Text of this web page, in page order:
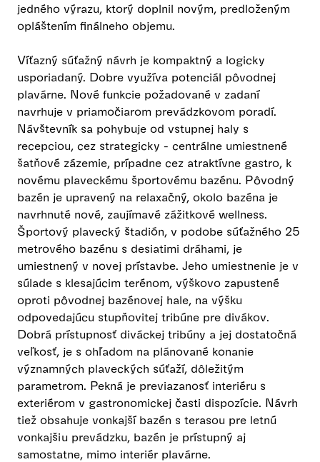
jedného výrazu, ktorý doplnil novým, predloženým
opláštením finálneho objemu.
Víťazný súťažný návrh je kompaktný a logicky
usporiadaný. Dobre využíva potenciál pôvodnej
plavárne. Nové funkcie požadované v zadaní
navrhuje v priamočiarom prevádzkovom poradí.
Návštevník sa pohybuje od vstupnej haly s
recepciou, cez strategicky - centrálne umiestnené
šatňové zázemie, prípadne cez atraktívne gastro, k
novému plaveckému športovému bazénu. Pôvodný
bazén je upravený na relaxačný, okolo bazéna je
navrhnuté nové, zaujímavé zážitkové wellness.
Športový plavecký štadión, v podobe súťažného 25
metrového bazénu s desiatimi dráhami, je
umiestnený v novej prístavbe. Jeho umiestnenie je v
súlade s klesajúcim terénom, výškovo zapustené
oproti pôvodnej bazénovej hale, na výšku
odpovedajúcu stupňovitej tribúne pre divákov.
Dobrá prístupnosť diváckej tribúny a jej dostatočná
veľkosť, je s ohľadom na plánované konanie
významných plaveckých súťaží, dôležitým
parametrom. Pekná je previazanosť interiéru s
exteriérom v gastronomickej časti dispozície. Návrh
tiež obsahuje vonkajší bazén s terasou pre letnú
vonkajšiu prevádzku, bazén je prístupný aj
samostatne, mimo interiér plavárne.